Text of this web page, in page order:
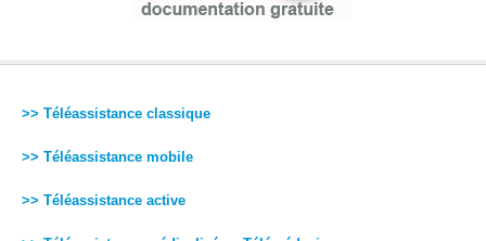
>> Téléassistance classique
>> Téléassistance mobile
>> Téléassistance active